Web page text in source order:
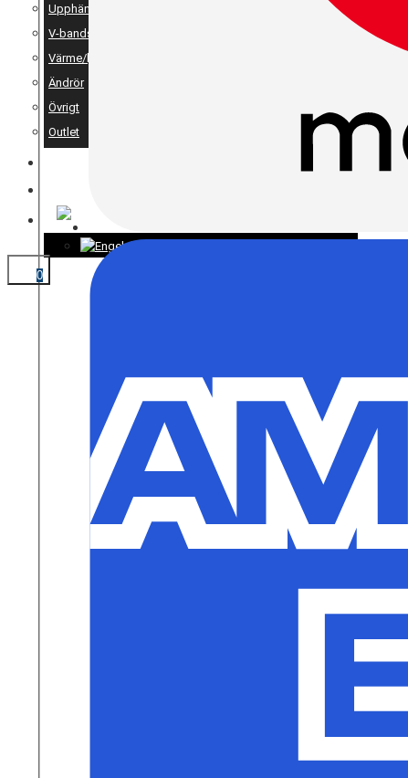
Upphängning
V-bandsklammer & V-bandsflänsar
Värme/ljudisolering
Ändrör
Övrigt
Outlet
0